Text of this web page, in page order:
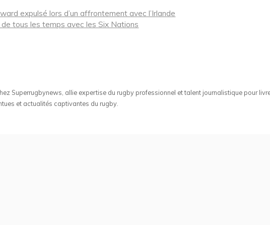
expulsé lors d’un affrontement avec l’Irlande
tous les temps avec les Six Nations
Superrugbynews, allie expertise du rugby professionnel et talent journalistique pour
et actualités captivantes du rugby.